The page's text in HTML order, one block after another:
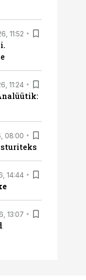
11:52
11:24
08:00
14:44
13:07